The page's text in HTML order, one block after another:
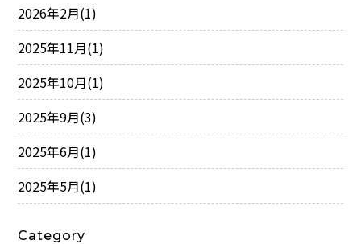
2026年2月(1)
2025年11月(1)
2025年10月(1)
2025年9月(3)
2025年6月(1)
2025年5月(1)
Category